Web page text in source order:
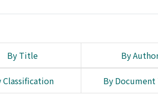
By Title By
Classification By Document